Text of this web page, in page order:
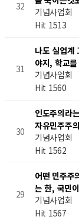
32
기념사업회
Hit
31
나도 실업계
야지, 학교
기념사업회
Hit
30
인도주의라
자유민주주
기념사업회
Hit
29
어떤 민주주
는 한, 국민
기념사업회
Hit